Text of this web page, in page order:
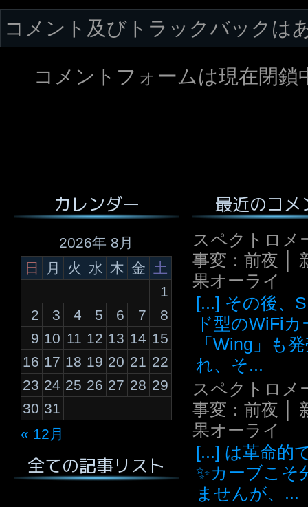
コメント及びトラックバックは
コメントフォームは現在閉鎖
カレンダー
2026年 8月
日
月 火 水 木 金 土
« 12月
1
2
3 4 5 6 7
8
9 10 11 12 13 14 15
16 17 18 19 20 21 22
23 24 25 26 27 28 29
30 31
全ての記事リスト
最近のコメ
スペクトロメ
事変：前夜 │
果オーライ
[...] その後、
ド型のWiFiカ
「Wing」も
れ、そ...
スペクトロメ
事変：前夜 │
果オーライ
[...] は革命的
✨カーブこそ
ませんが、...